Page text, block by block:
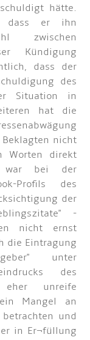
hätte.
dass er ihn
zwischen
Kündigung
dass der
des
Situation in
hat die
nicht
Worten direkt
war bei der
Profils des
der
-
nicht ernst
die Eintragung
unter
des
unreife
Mangel an
und
in Er¬füllung